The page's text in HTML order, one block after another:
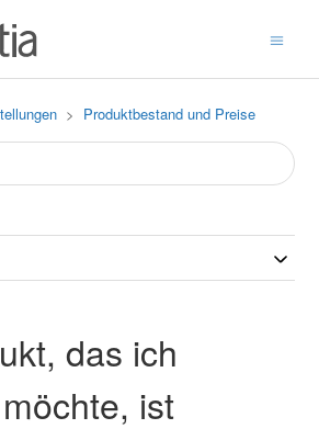
Produktbestand und Preise
das ich
ist